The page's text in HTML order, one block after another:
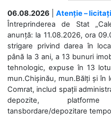
06.08.2026
Atenție –
Întreprinderea de Stat
anunță: la 11.08.2026, ora
strigare privind darea în
până la 3 ani, a 13 bunuri
tehnologic, expuse în 13
mun.Chișinău, mun.Bălți și în
Comrat, includ spații
depozite,
tansbordare/depozitare